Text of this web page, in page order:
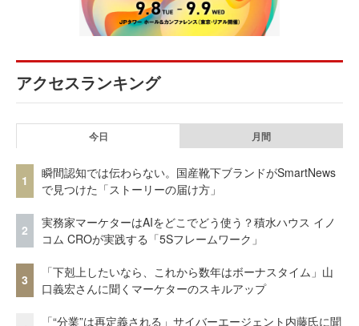
アクセスランキング
今日 月間
1
瞬間認知では伝わらない。国産靴下ブランドがSmartNews
で見つけた「ストーリーの届け方」
2
実務家マーケターはAIをどこでどう使う？積水ハウス イノ
コム CROが実践する「5Sフレームワーク」
3
「下剋上したいなら、これから数年はボーナスタイム」山
口義宏さんに聞くマーケターのスキルアップ
「“分業”は再定義される」サイバーエージェント内藤氏に聞